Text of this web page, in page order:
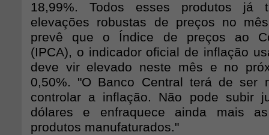
18,99%. Todos esses produtos já
elevações robustas de preços no
prevê que o Índice de preços ao
(IPCA), o indicador oficial de inflação
deve vir elevado neste mês e no
0,50%. "O Banco Central terá de ser
controlar a inflação. Não pode subir
dólares e enfraquece ainda mais
produtos manufaturados."